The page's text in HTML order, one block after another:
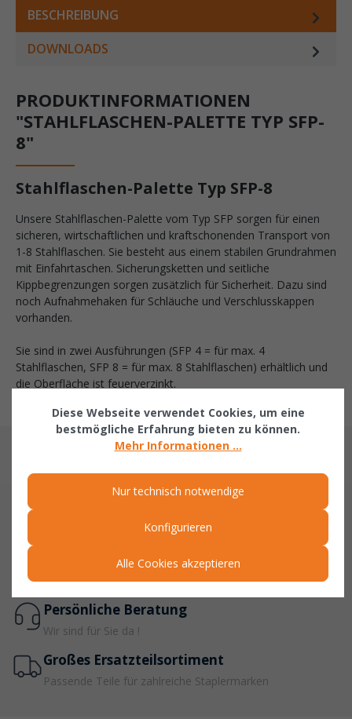
BESCHREIBUNG
DOWNLOADS
PRODUKTINFORMATIONEN
"STAHLFLASCHEN-PALETTE TYP SFP-
8"
Stahlflaschen-Palette Typ SFP-8
Unsere Stahlflaschen-Palette vom Typ SFP sorgen für einen
sicheren, wirtschaftlichen und kraftschonenden Transport von
1-8 Stahlflaschen. Sie besteht aus einem stabilen Grundrahmen
mit Einfahrtaschen. Sicherungsketten und seitliche
Kippbegrenzungen sorgen zusätzlich für Sicherheit. Dazu sind
noch Aufnahmehaken für Schläuche und Verschlusskappen
vorhanden.
Sie sind in zwei Ausführungen (SFP 4 = für max. 4
Stahlflaschen, SFP 8 = für max. 8 Stahlflaschen) erhältlich und
die Oberfläche ist feuerverzinkt.
PayPal, Rechnung, Vorkasse & mehr
Schnelle Lieferung
viele Ersatzteile in 1-5 Werktagen lieferbar
Persönliche Beratung
Wir sind für Sie da !
Großes Ersatzteilsortiment
Passende Teile für zahlreiche Staplermarken
Diese Webseite verwendet Cookies, um eine
bestmögliche Erfahrung bieten zu können.
Mehr Informationen ...
Nur technisch notwendige
Konfigurieren
Alle Cookies akzeptieren